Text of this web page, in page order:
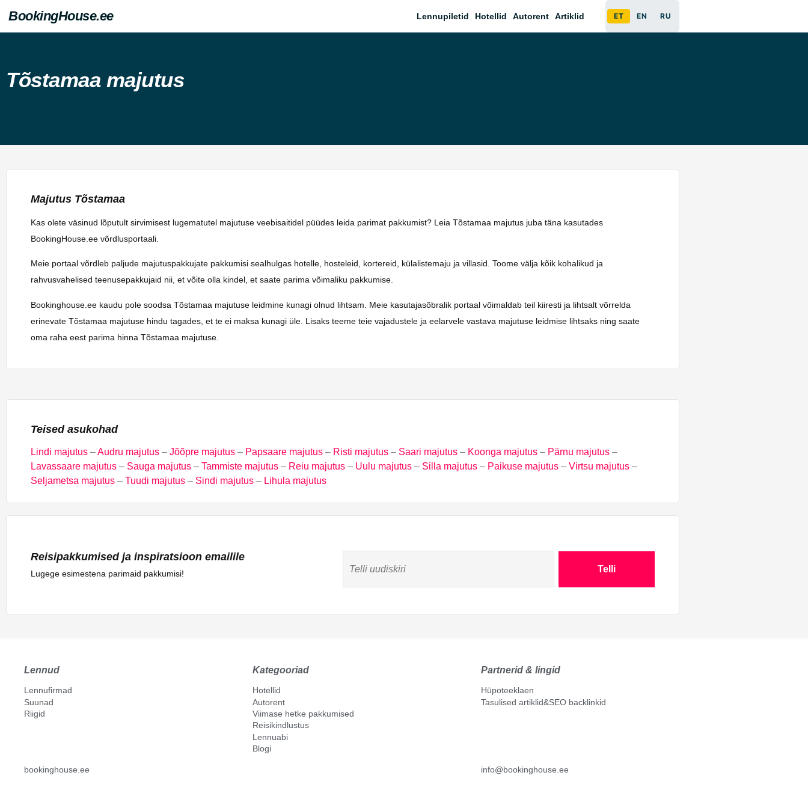
BookingHouse.ee Lennupiletid Hotellid Autorent Artiklid ET EN RU
Tõstamaa majutus
Majutus Tõstamaa
Kas olete väsinud lõputult sirvimisest lugematutel majutuse veebisaitidel püüdes leida parimat pakkumist? Leia Tõstamaa majutus juba täna kasutades
BookingHouse.ee võrdlusportaali.
Meie portaal võrdleb paljude majutuspakkujate pakkumisi sealhulgas hotelle, hosteleid, kortereid, külalistemaju ja villasid. Toome välja kõik kohalikud ja
rahvusvahelised teenusepakkujaid nii, et võite olla kindel, et saate parima võimaliku pakkumise.
Bookinghouse.ee kaudu pole soodsa Tõstamaa majutuse leidmine kunagi olnud lihtsam. Meie kasutajasõbralik portaal võimaldab teil kiiresti ja lihtsalt võrrelda
erinevate Tõstamaa majutuse hindu tagades, et te ei maksa kunagi üle. Lisaks teeme teie vajadustele ja eelarvele vastava majutuse leidmise lihtsaks ning saate
oma raha eest parima hinna Tõstamaa majutuse.
Teised asukohad
Lindi majutus –Audru majutus – Jõõpre majutus – Papsaare majutus – Risti majutus – Saari majutus – Koonga majutus – Pärnu majutus –
Lavassaare majutus – Sauga majutus – Tammiste majutus – Reiu majutus – Uulu majutus – Silla majutus – Paikuse majutus – Virtsu majutus –
Seljametsa majutus – Tuudi majutus – Sindi majutus – Lihula majutus
Reisipakkumised ja inspiratsioon emailile
Lugege esimestena parimaid pakkumisi! Telli
Lennud
Lennufirmad
Suunad
Riigid
Kategooriad
Hotellid
Autorent
Viimase hetke pakkumised
Reisikindlustus
Lennuabi
Blogi
Partnerid & lingid
Hüpoteeklaen
Tasulised artiklid&SEO backlinkid
bookinghouse.ee info@bookinghouse.ee